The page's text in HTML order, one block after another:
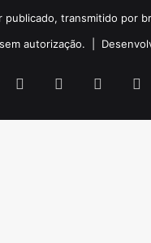
publicado, transmitido por
autorização. |
Facebook YouTube